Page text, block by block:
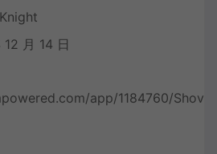
月 14 日
app/1184760/